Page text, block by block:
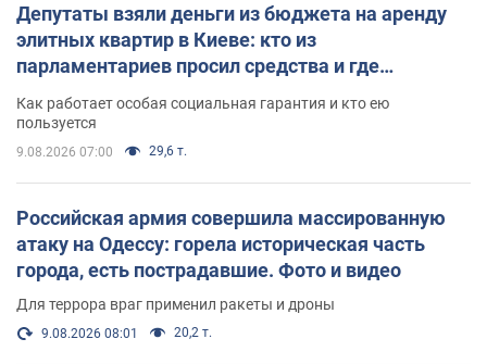
Депутаты взяли деньги из бюджета на аренду
элитных квартир в Киеве: кто из
парламентариев просил средства и где
поселился
Как работает особая социальная гарантия и кто ею
пользуется
9.08.2026 07:00 29,6 т.
Российская армия совершила массированную
атаку на Одессу: горела историческая часть
города, есть пострадавшие. Фото и видео
Для террора враг применил ракеты и дроны
9.08.2026 08:01 20,2 т.